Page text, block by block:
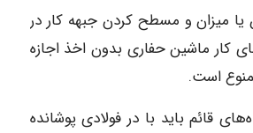
کردن یا میزان و مسطح کردن جبهه کار در
کار ماشین حفاری بدون اخذ اجازه
است.
چاه‌های قائم باید با در فولادی پوشانده